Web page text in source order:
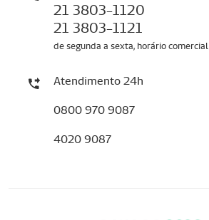
21 3803-1120
21 3803-1121
de segunda a sexta, horário comercial
Atendimento 24h
0800 970 9087
4020 9087